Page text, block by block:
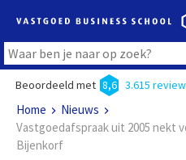
Beoordeeld met 8,6 3.615
Home
Nieuws
Vastgoedafspraak uit 2005 nekt
Bijenkorf